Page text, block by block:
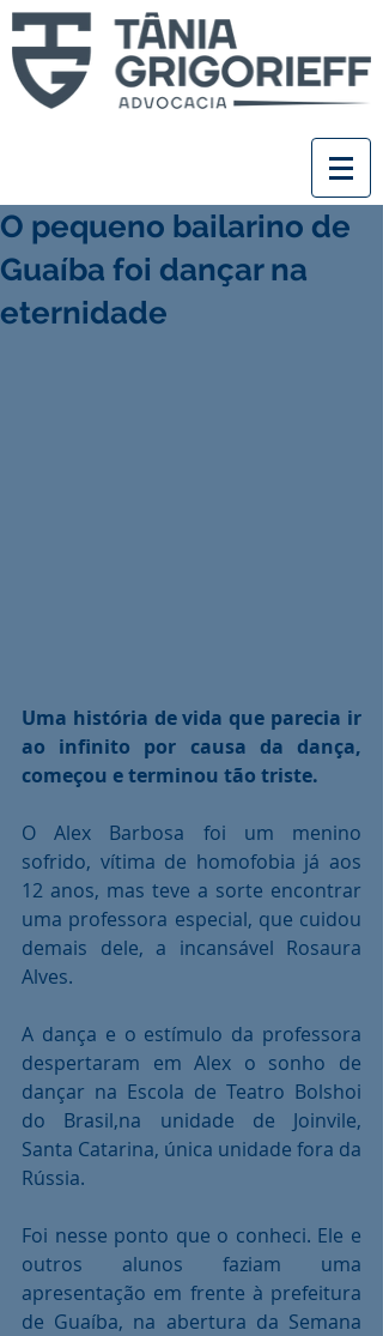
O pequeno bailarino de
Guaíba foi dançar na
eternidade
Uma história de vida que parecia ir
ao infinito por causa da dança,
começou e terminou tão triste.
O Alex Barbosa foi um menino
sofrido, vítima de homofobia já aos
12 anos, mas teve a sorte encontrar
uma professora especial, que cuidou
demais dele, a incansável Rosaura
Alves.
A dança e o estímulo da professora
despertaram em Alex o sonho de
dançar na Escola de Teatro Bolshoi
do Brasil,na unidade de Joinvile,
Santa Catarina, única unidade fora da
Rússia.
Foi nesse ponto que o conheci. Ele e
outros alunos faziam uma
apresentação em frente à prefeitura
de Guaíba, na abertura da Semana